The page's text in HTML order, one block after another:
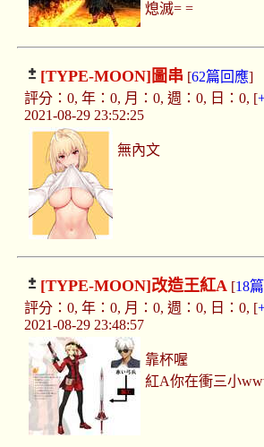
熄滅= =
[TYPE-MOON] 圖串 [62篇回應]
評分：0, 年：0, 月：0, 週：0, 日：0, [
2021-08-29 23:52:25
無內文
[TYPE-MOON]改造王紅A [18
評分：0, 年：0, 月：0, 週：0, 日：0, [
2021-08-29 23:48:57
靠杯喔
紅A你在衝三小